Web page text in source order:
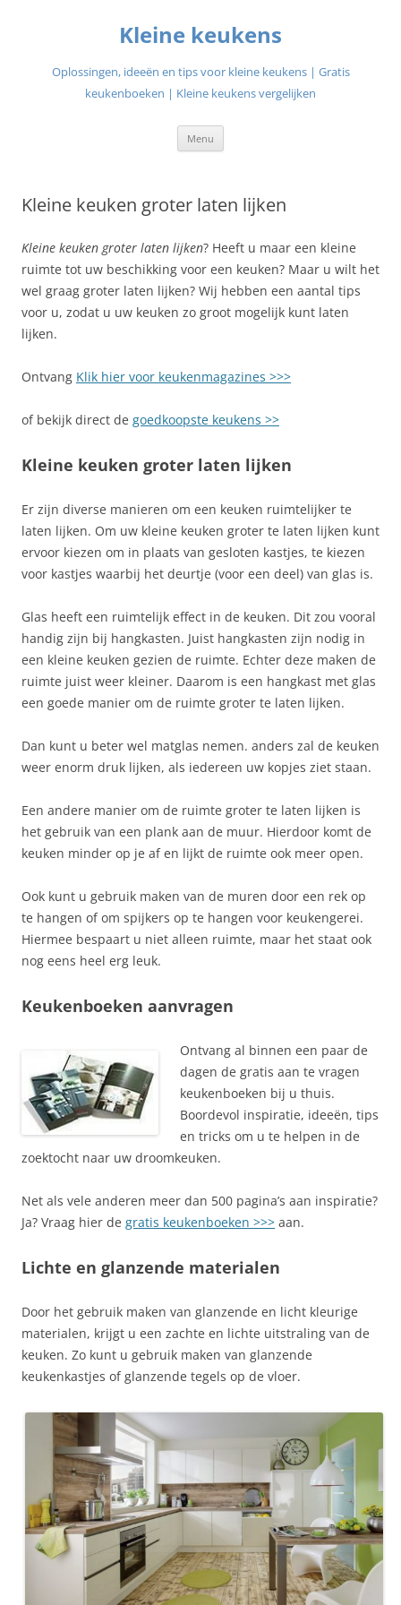
Kleine keukens
Oplossingen, ideeën en tips voor kleine keukens | Gratis
keukenboeken | Kleine keukens vergelijken
Menu
Kleine keuken groter laten lijken
Kleine keuken groter laten lijken? Heeft u maar een kleine
ruimte tot uw beschikking voor een keuken? Maar u wilt het
wel graag groter laten lijken? Wij hebben een aantal tips
voor u, zodat u uw keuken zo groot mogelijk kunt laten
lijken.
Ontvang Klik hier voor keukenmagazines >>>
of bekijk direct de goedkoopste keukens >>
Kleine keuken groter laten lijken
Er zijn diverse manieren om een keuken ruimtelijker te
laten lijken. Om uw kleine keuken groter te laten lijken kunt
ervoor kiezen om in plaats van gesloten kastjes, te kiezen
voor kastjes waarbij het deurtje (voor een deel) van glas is.
Glas heeft een ruimtelijk effect in de keuken. Dit zou vooral
handig zijn bij hangkasten. Juist hangkasten zijn nodig in
een kleine keuken gezien de ruimte. Echter deze maken de
ruimte juist weer kleiner. Daarom is een hangkast met glas
een goede manier om de ruimte groter te laten lijken.
Dan kunt u beter wel matglas nemen. anders zal de keuken
weer enorm druk lijken, als iedereen uw kopjes ziet staan.
Een andere manier om de ruimte groter te laten lijken is
het gebruik van een plank aan de muur. Hierdoor komt de
keuken minder op je af en lijkt de ruimte ook meer open.
Ook kunt u gebruik maken van de muren door een rek op
te hangen of om spijkers op te hangen voor keukengerei.
Hiermee bespaart u niet alleen ruimte, maar het staat ook
nog eens heel erg leuk.
Keukenboeken aanvragen
Ontvang al binnen een paar de
dagen de gratis aan te vragen
keukenboeken bij u thuis.
Boordevol inspiratie, ideeën, tips
en tricks om u te helpen in de
zoektocht naar uw droomkeuken.
Net als vele anderen meer dan 500 pagina’s aan inspiratie?
Ja? Vraag hier de gratis keukenboeken >>> aan.
Lichte en glanzende materialen
Door het gebruik maken van glanzende en licht kleurige
materialen, krijgt u een zachte en lichte uitstraling van de
keuken. Zo kunt u gebruik maken van glanzende
keukenkastjes of glanzende tegels op de vloer.